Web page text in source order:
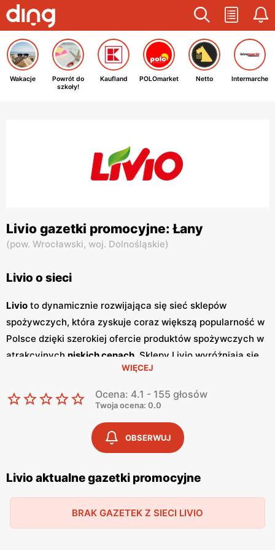
Wakacje
Powrót do
szkoły!
Kaufland POLOmarket Netto Intermarche
Livio gazetki promocyjne: Łany
(pow. Wrocławski, woj. Dolnośląskie)
Livio o sieci
Livio to dynamicznie rozwijająca się sieć sklepów
spożywczych, która zyskuje coraz większą popularność w
Polsce dzięki szerokiej ofercie produktów spożywczych w
atrakcyjnych niskich cenach . Sklepy Livio wyróżniają się
nie tylko bogatym asortymentem, ale także częstymi
, które przyciągają klientów szukających
oszczędności i wysokiej jakości. Regularnie wydawane
informują o aktualnych zniżkach i
ofertach specjalnych, co sprawia, że klienci mogą być na
bieżąco z najnowszymi okazjami zakupowymi. Livio
szczególnie stawia na polskie produkty, co jest wyrazem
ich zaangażowania w wspieranie lokalnych producentów i
produktów. W ofercie sklepów można znaleźć szeroki
WIĘCEJ
Ocena: 4.1 - 155 głosów
Twoja ocena: 0.0
OBSERWUJ
Livio aktualne gazetki promocyjne
BRAK GAZETEK Z SIECI LIVIO